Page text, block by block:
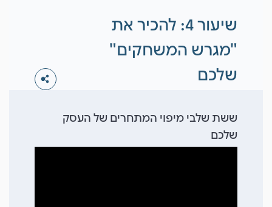
שיעור 4:
להכיר את
"מגרש המשחקים"
שלכם
ששת שלבי מיפוי המתחרים של העסק
שלכם